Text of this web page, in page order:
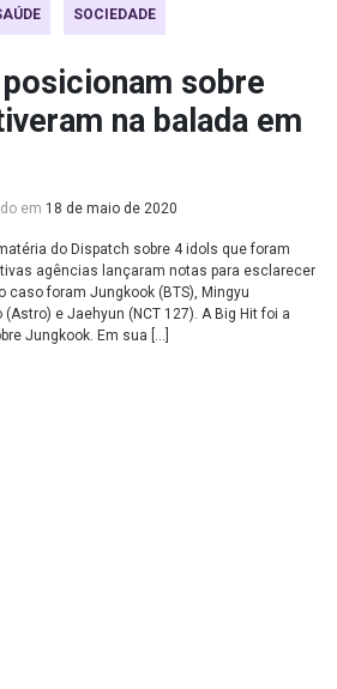
SOCIEDADE
sobre
na balada em
em 18 de maio de 2020
do Dispatch sobre 4 idols que foram
agências lançaram notas para esclarecer
caso foram Jungkook (BTS), Mingyu
(Astro) e Jaehyun (NCT 127). A Big Hit foi a
Jungkook. Em sua […]